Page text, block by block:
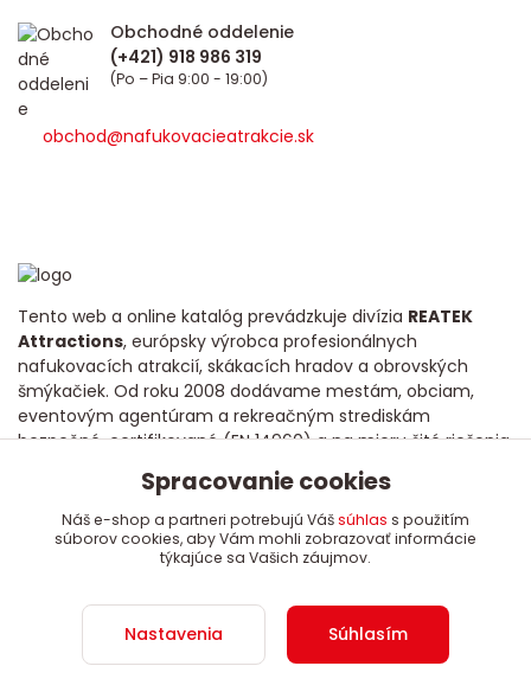
Tento web a online katalóg prevádzkuje divízia REATEK
Attractions, európsky výrobca profesionálnych
nafukovacích atrakcií, skákacích hradov a obrovských
šmýkačiek. Od roku 2008 dodávame mestám, obciam,
eventovým agentúram a rekreačným strediskám
bezpečné, certifikované (EN 14960) a na mieru šité riešenia
s dôrazom na dlhú životnosť a poctivú kvalitu.
Obchodné oddelenie
(Po – Pia 9:00 - 19:00)
obchod@nafukovacieatrakcie.sk
Copyright 2008 - 2024 REATEK Attractions, s.r.o.
Spracovanie cookies
Náš e-shop a partneri potrebujú Vášsúhlas s použitím
súborov cookies, aby Vám mohli zobrazovať informácie
týkajúce sa Vašich záujmov.
Nastavenia Súhlasím